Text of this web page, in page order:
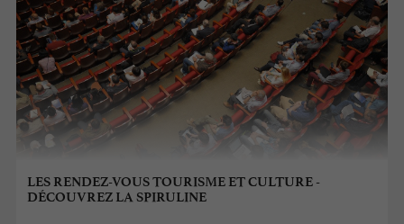
LES RENDEZ-VOUS TOURISME ET CULTURE -
DÉCOUVREZ LA SPIRULINE